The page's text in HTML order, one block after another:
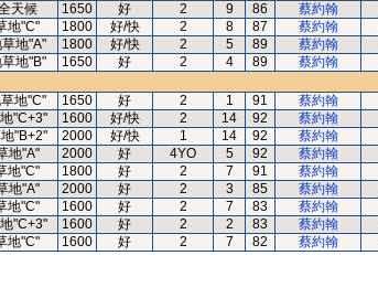
天候 1650 好 2 9 86 蔡約翰
地"C" 1800 好/快 2 8 87 蔡約翰
地"A" 1800 好/快 2 5 89 蔡約翰
地"B" 1650 好 2 4 89 蔡約翰
地"C" 1650 好 2 1 91 蔡約翰
"C+3" 1600 好/快 2 14 92 蔡約翰
"B+2" 2000 好/快 1 14 92 蔡約翰
地"A" 2000 好 4YO 5 92 蔡約翰
地"C" 1800 好 2 7 91 蔡約翰
地"A" 2000 好 2 3 85 蔡約翰
地"C" 1600 好 2 7 83 蔡約翰
"C+3" 1600 好 2 2 83 蔡約翰
地"C" 1600 好 2 7 82 蔡約翰